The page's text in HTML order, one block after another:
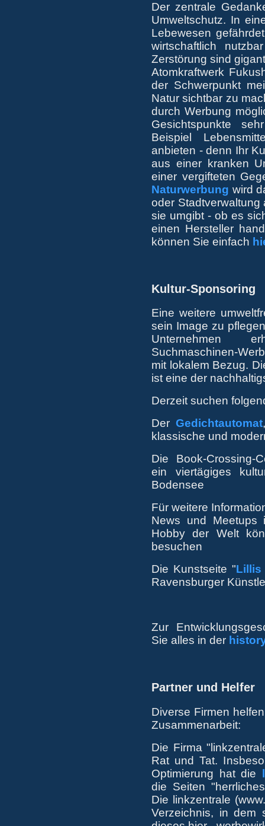
Der zentrale
Umweltschutz. In
Lebewesen
wirtschaftlich
Zerstörung sind
Atomkraftwerk
der Schwerpunkt
Natur sichtbar zu
durch Werbung
Gesichtspunkte
Beispiel
anbieten - denn Ihr
aus einer kranken
einer vergifteten
Naturwerbung wird
oder
sie umgibt - ob es
einen Hersteller
können Sie einfach
Kultur-Sponsoring
Eine weitere
sein Image zu
Unternehmen
Suchmaschinen-
mit lokalem Bezug.
ist eine der
Derzeit suchen
DerGedichtautomat
klassische und
Die Book-Crossing-
ein viertägiges
Bodensee
Für weitere
News und Meetups
Hobby der Welt
besuchen
Die Kunstseite "Lillis
Ravensburger
Zur
Sie alles in der
Partner und Helfer
Diverse Firmen
Zusammenarbeit:
Die Firma
Rat und Tat.
Optimierung hat die
die Seiten
Die linkzentrale
Verzeichnis, in dem